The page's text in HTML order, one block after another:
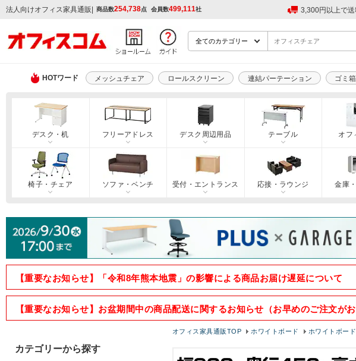
法人向けオフィス家具通販 | 商品数254,738点 会員数499,111社 3,300円以上で
HOTワード メッシュチェア ロールスクリーン 連結パーテーション ゴミ
デスク・机 フリーアドレス デスク周辺用品 テーブル オフ
椅子・チェア ソファ・ベンチ 受付・エントランス 応接・ラウンジ 金庫
【重要なお知らせ】「令和8年熊本地震」の影響による商品お届け遅延について
【重要なお知らせ】お盆期間中の商品配送に関するお知らせ（お早めのご注文がお
オフィス家具通販TOP ホワイトボード ホワイトボー
カテゴリーから探す